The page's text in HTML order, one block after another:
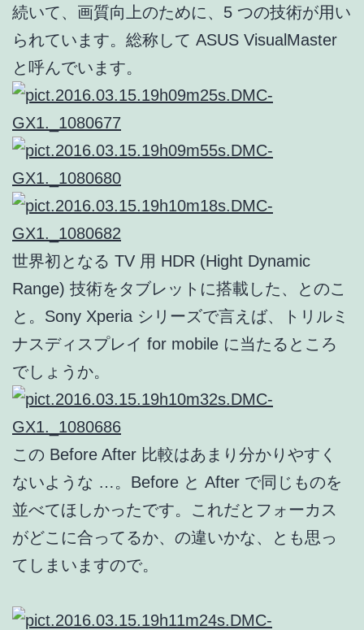
続いて、画質向上のために、5 つの技術が用い
られています。総称して ASUS VisualMaster
と呼んでいます。
世界初となる TV 用 HDR (Hight Dynamic
Range) 技術をタブレットに搭載した、とのこ
と。Sony Xperia シリーズで言えば、トリルミ
ナスディスプレイ for mobile に当たるところ
でしょうか。
この Before After 比較はあまり分かりやすく
ないような …。Before と After で同じものを
並べてほしかったです。これだとフォーカス
がどこに合ってるか、の違いかな、とも思っ
てしまいますので。